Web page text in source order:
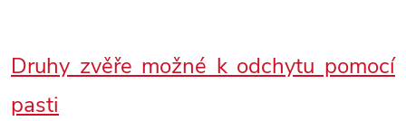
Druhy zvěře možné k odchytu pomocí
pasti